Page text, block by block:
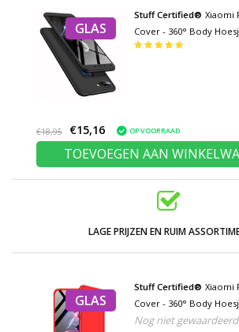
GLAS
Stuff Certified® Xiaomi
Cover - 360° Body
Screenprotector
€18,95 €15,16 OP VOORRAAD
TOEVOEGEN AAN
LAGE PRIJZEN EN RUIM
GLAS
Stuff Certified® Xiaomi
Cover - 360° Body
Screenprotector
Nog niet gewaardeerd